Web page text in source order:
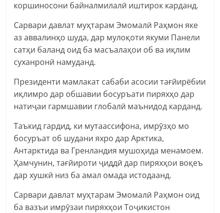
коршиносони байналмилалӣ иштирок карданд.
Сарвари давлат муҳтарам Эмомалӣ Раҳмон яке
аз аввалинҳо шуда, дар мулоқоти якуми Панели
сатҳи баланд оид ба масъалаҳои об ва иқлим
суханронӣ намуданд.
Президенти мамлакат сабаби асосии тағйирёбии
иқлимро дар обшавии босуръати пиряхҳо дар
натиҷаи гармшавии глобалӣ маънидод карданд.
Таъкид гардид, ки мутаассифона, имрӯзҳо мо
босуръат об шудани яхро дар Арктика,
Антарктида ва Гренландия мушоҳида менамоем.
Ҳамчунин, тағйироти ҷиддӣ дар пиряхҳои воқеъ
дар хушкӣ низ ба амал омада истодаанд.
Сарвари давлат муҳтарам Эмомалӣ Раҳмон оид
ба вазъи имрӯзаи пиряхҳои Тоҷикистон